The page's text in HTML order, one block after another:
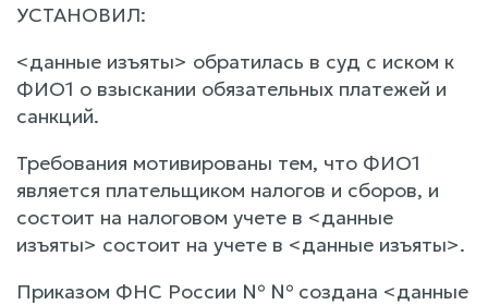
УСТАНОВИЛ:
<данные изъяты> обратилась в суд с иском к
ФИО1 о взыскании обязательных платежей и
санкций.
Требования мотивированы тем, что ФИО1
является плательщиком налогов и сборов, и
состоит на налоговом учете в <данные
изъяты> состоит на учете в <данные изъяты>.
Приказом ФНС России № № создана <данные